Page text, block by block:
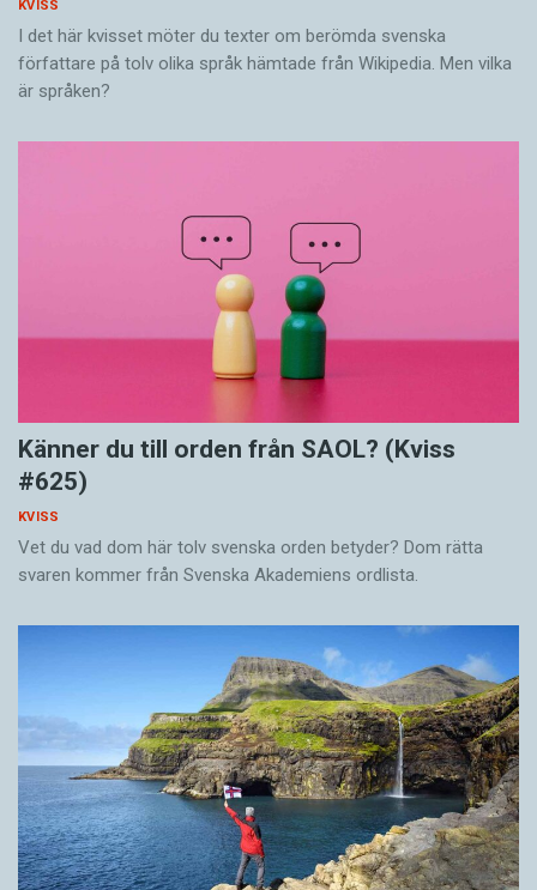
KVISS
I det här kvisset möter du texter om berömda svenska
författare på tolv olika språk hämtade från Wikipedia. Men vilka
är språken?
Känner du till orden från SAOL? (Kviss
#625)
KVISS
Vet du vad dom här tolv svenska orden betyder? Dom rätta
svaren kommer från Svenska Akademiens ordlista.